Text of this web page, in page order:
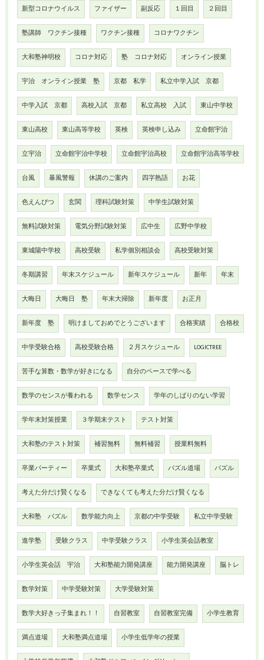
新型コロナウイルス ファイザー 副反応 １回目 ２回目
塾講師 ワクチン接種 ワクチン接種 コロナワクチン
大和塾神明校 コロナ対応 塾 コロナ対応 オンライン授業
宇治 オンライン授業 塾 京都 私学 私立中学入試 京都
中学入試 京都 高校入試 京都 私立高校 入試 東山中学校
東山高校 東山高等学校 英検 英検申し込み 立命館宇治
立宇治 立命館宇治中学校 立命館宇治高校 立命館宇治高等学校
台風 暴風警報 休講のご案内 四字熟語 お花
色えんぴつ 玄関 理科試験対策 中学生試験対策
無料試験対策 電気分野試験対策 広中生 広野中学校
東城陽中学校 高校受験 私学個別相談会 高校受験対策
冬期講習 年末スケジュール 新年スケジュール 新年 年末
大晦日 大晦日 塾 年末大掃除 新年度 お正月
新年度 塾 明けましておめでとうございます 合格実績 合格校
中学受験合格 高校受験合格 ２月スケジュール LOGICTREE
苦手な算数・数学が好きになる 自分のペースで学べる
数学のセンスが養われる 数学センス 学年のしばりのない学習
学年末対策授業 ３学期末テスト テスト対策
大和塾のテスト対策 補習無料 無料補習 授業料無料
卒業パーティー 卒業式 大和塾卒業式 パズル道場 パズル
考えた分だけ賢くなる できなくても考えた分だけ賢くなる
大和塾 パズル 数学能力向上 京都の中学受験 私立中学受験
進学塾 受験クラス 中学受験クラス 小学生英会話教室
小学生英会話 宇治 大和塾能力開発講座 能力開発講座 脳トレ
数学対策 中学受験対策 大学受験対策
数学大好きっ子集まれ！！ 自習教室 自習教室完備 小学生教育
満点道場 大和塾満点道場 小学生低学年の授業